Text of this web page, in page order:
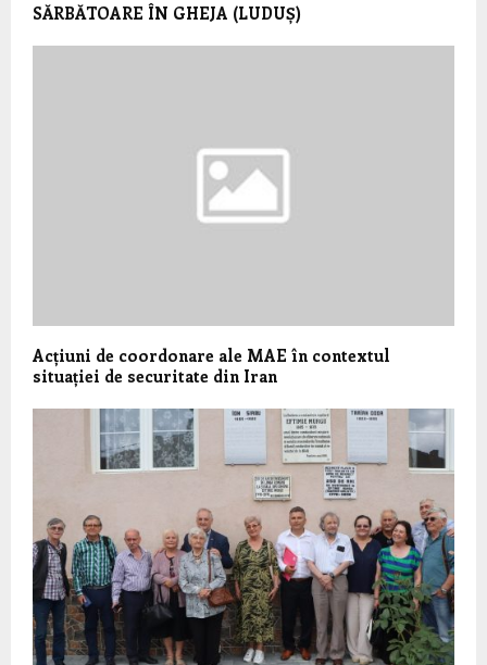
SĂRBĂTOARE ÎN GHEJA (LUDUȘ)
Acțiuni de coordonare ale MAE în contextul
situației de securitate din Iran